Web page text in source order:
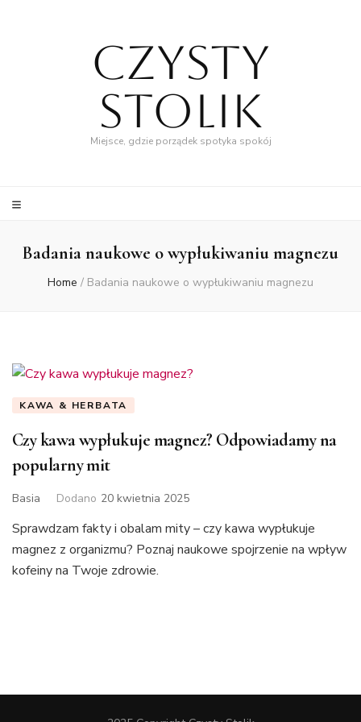
Czysty
Stolik
Miejsce, gdzie porządek spotyka spokój
Badania naukowe o wypłukiwaniu magnezu
Home / Badania naukowe o wypłukiwaniu magnezu
KAWA & HERBATA
Czy kawa wypłukuje magnez? Odpowiadamy na
popularny mit
Basia Dodano 20 kwietnia 2025
Sprawdzam fakty i obalam mity – czy kawa wypłukuje
magnez z organizmu? Poznaj naukowe spojrzenie na wpływ
kofeiny na Twoje zdrowie.